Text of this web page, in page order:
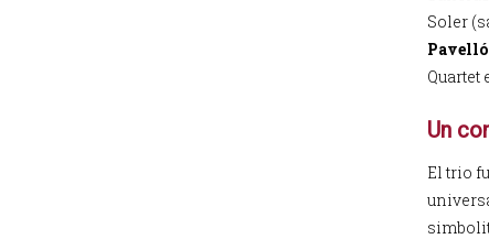
Soler
Pavelló
Quartet
Un
El trio